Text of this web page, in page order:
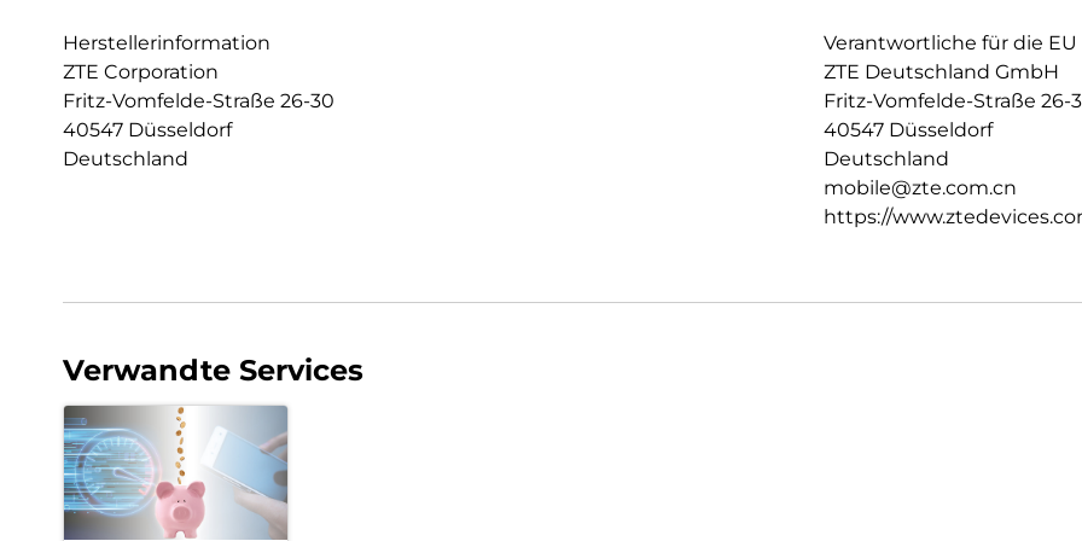
Ein Smartphone, das Design,
108 MP Triple-Kamera, dem
Blade V70 die perfekte Wahl
legen.
Herstellerinformation
ZTE Corporation
Fritz-Vomfelde-Straße 26-30
40547 Düsseldorf
Deutschland
Verantwortliche für die EU
ZTE Deutschland GmbH
Fritz-Vomfelde-Straße 26-
40547 Düsseldorf
Deutschland
mobile@zte.com.cn
https://
Verwandte Services